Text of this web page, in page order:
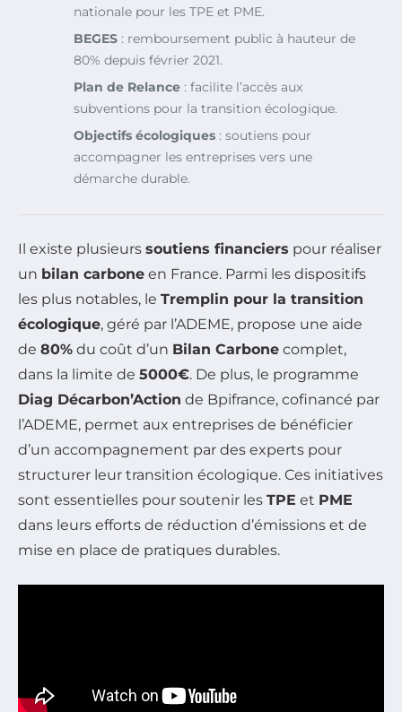
nationale pour les TPE et PME.
BEGES : remboursement public à hauteur de
80% depuis février 2021.
Plan de Relance : facilite l’accès aux
subventions pour la transition écologique.
Objectifs écologiques : soutiens pour
accompagner les entreprises vers une
démarche durable.
Il existe plusieurs soutiens financiers pour réaliser
un bilan carbone en France. Parmi les dispositifs
les plus notables, le Tremplin pour la transition
écologique, géré par l’ADEME, propose une aide
de 80% du coût d’un Bilan Carbone complet,
dans la limite de 5000€. De plus, le programme
Diag Décarbon’Action de Bpifrance, cofinancé par
l’ADEME, permet aux entreprises de bénéficier
d’un accompagnement par des experts pour
structurer leur transition écologique. Ces initiatives
sont essentielles pour soutenir les TPE et PME
dans leurs efforts de réduction d’émissions et de
mise en place de pratiques durables.